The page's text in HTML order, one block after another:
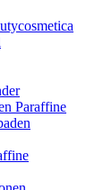
Paraffine